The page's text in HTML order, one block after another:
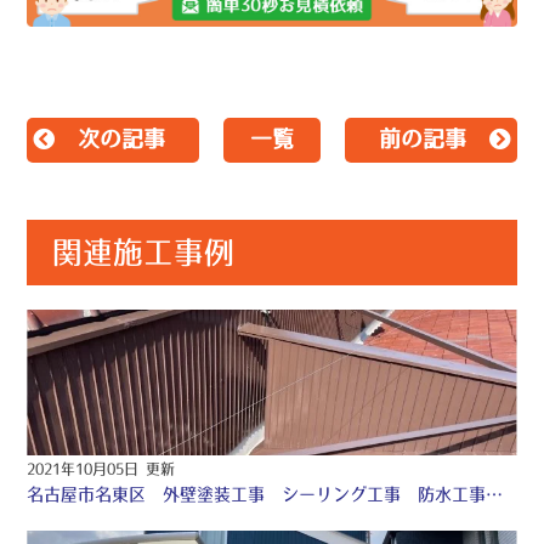
次の記事 一覧 前の記事
関連施工事例
2021年10月05日 更新
名古屋市名東区 外壁塗装工事 シーリング工事 防水工事 ♧